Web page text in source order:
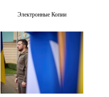
Электронные Копии